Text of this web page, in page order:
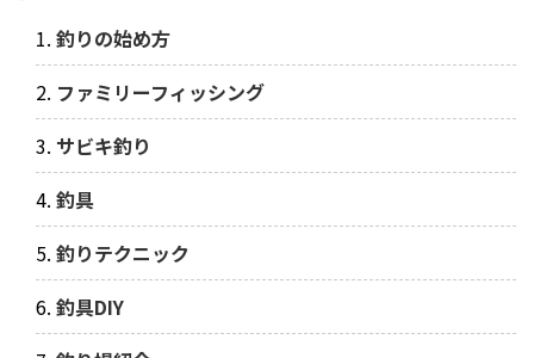
釣りの始め方
ファミリーフィッシング
サビキ釣り
釣具
釣りテクニック
釣具DIY